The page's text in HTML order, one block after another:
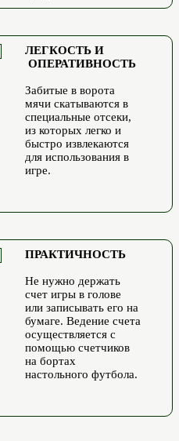
ЛЕГКОСТЬ И
ОПЕРАТИВНОСТЬ
Забитые в ворота
мячи скатываются в
специальные отсеки,
из которых легко и
быстро извлекаются
для использования в
игре.
ПРАКТИЧНОСТЬ
Не нужно держать
счет игры в голове
или записывать его на
бумаге. Ведение счета
осуществляется с
помощью счетчиков
на бортах
настольного футбола.